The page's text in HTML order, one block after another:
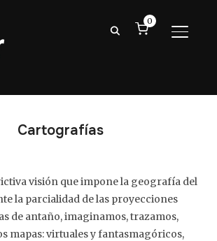
0
Cartografías
visión que impone la geografía del
la parcialidad de las proyecciones
de antaño, imaginamos, trazamos,
mapas: virtuales y fantasmagóricos,